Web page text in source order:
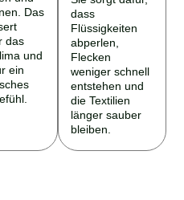
Das
das
und
ein
dass
Flüssigkeiten
abperlen,
Flecken
weniger schnell
entstehen und
die Textilien
länger sauber
bleiben.